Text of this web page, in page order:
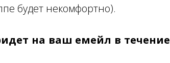
будет некомфортно).
на ваш емейл в течение